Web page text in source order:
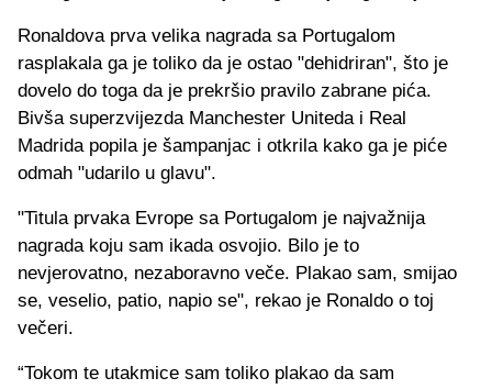
Ronaldova prva velika nagrada sa Portugalom
rasplakala ga je toliko da je ostao "dehidriran", što je
dovelo do toga da je prekršio pravilo zabrane pića.
Bivša superzvijezda Manchester Uniteda i Real
Madrida popila je šampanjac i otkrila kako ga je piće
odmah "udarilo u glavu".
"Titula prvaka Evrope sa Portugalom je najvažnija
nagrada koju sam ikada osvojio. Bilo je to
nevjerovatno, nezaboravno veče. Plakao sam, smijao
se, veselio, patio, napio se", rekao je Ronaldo o toj
večeri.
“Tokom te utakmice sam toliko plakao da sam